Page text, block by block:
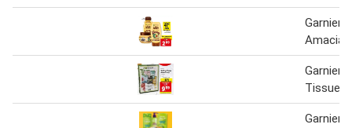
Garnier
Garnier
Tissue
Garnier